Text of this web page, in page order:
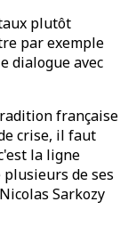
plutôt
par exemple
dialogue avec
française
crise, il faut
la ligne
de ses
Sarkozy